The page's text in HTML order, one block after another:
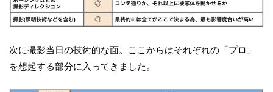
次に撮影当日の技術的な面。ここからはそれぞれの「プロ」
を想起する部分に入ってきました。